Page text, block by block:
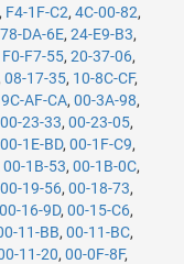
, F4-1F-C2, 4C-00-82,
78-DA-6E, 24-E9-B3,
F0-F7-55, 20-37-06,
08-17-35, 10-8C-CF,
9C-AF-CA, 00-3A-98,
00-23-33, 00-23-05,
00-1E-BD, 00-1F-C9,
00-1B-53, 00-1B-0C,
00-19-56, 00-18-73,
00-16-9D, 00-15-C6,
11-BB, 00-11-BC,
11-20, 00-0F-8F,